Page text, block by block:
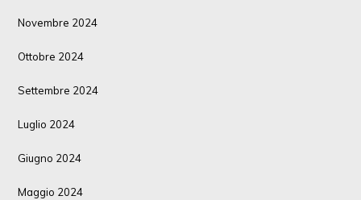
Novembre 2024
Ottobre 2024
Settembre 2024
Luglio 2024
Giugno 2024
Maggio 2024